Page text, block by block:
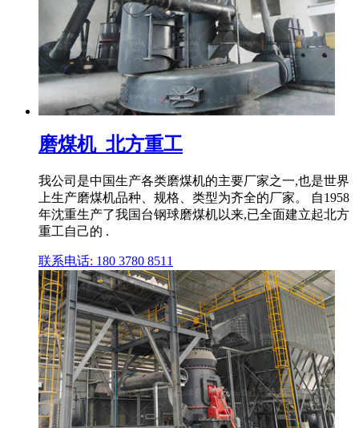
磨煤机_北方重工
我公司是中国生产各类磨煤机的主要厂家之一,也是世界
上生产磨煤机品种、规格、类型为齐全的厂家。 自1958
年沈重生产了我国台钢球磨煤机以来,已全面建立起北方
重工自己的 .
联系电话: 180 3780 8511